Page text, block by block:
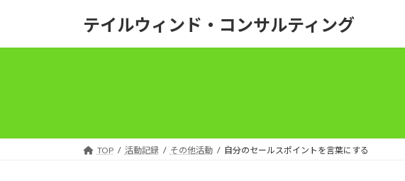
テイルウィンド・コンサルティング
TOP 活動記録 その他活動 自分のセールスポイントを言葉にする